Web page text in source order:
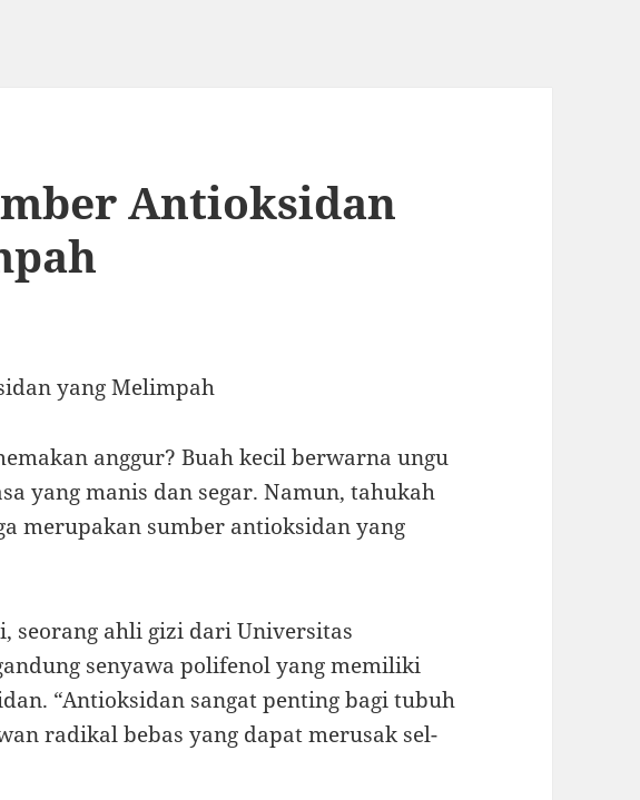
Antioksidan
yang Melimpah
anggur? Buah kecil berwarna ungu
yang manis dan segar. Namun, tahukah
merupakan sumber antioksidan yang
seorang ahli gizi dari Universitas
senyawa polifenol yang memiliki
“Antioksidan sangat penting bagi tubuh
radikal bebas yang dapat merusak sel-